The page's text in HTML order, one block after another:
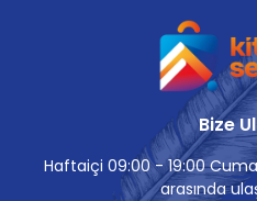
Bize
Haftaiçi 09:00 - 19:00
arasında